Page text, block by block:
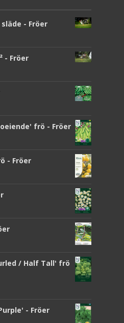
släde - Fröer
- Fröer
frö - Fröer
- Fröer
/ Half Tall' frö
- Fröer